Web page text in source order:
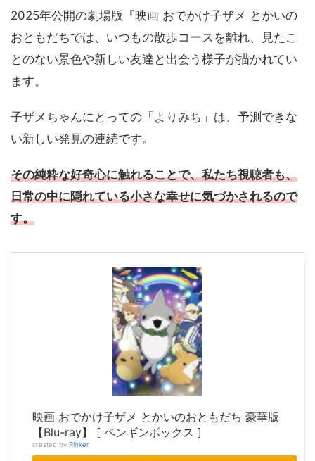
2025年公開の劇場版『映画 おでかけ子ザメ とかいの
おともだちでは、いつもの散歩コースを離れ、見たこ
とのない景色や新しい友達と出会う様子が描かれてい
ます。
子ザメちゃんにとっての「よりみち」は、予測できな
い新しい発見の連続です。
その純粋な好奇心に触れることで、私たち視聴者も、
日常の中に隠れている小さな幸せに気づかされるので
す。
映画 おでかけ子ザメ とかいのおともだち 豪華版
【Blu-ray】 [ ペンギンボックス ]
created by Rinker